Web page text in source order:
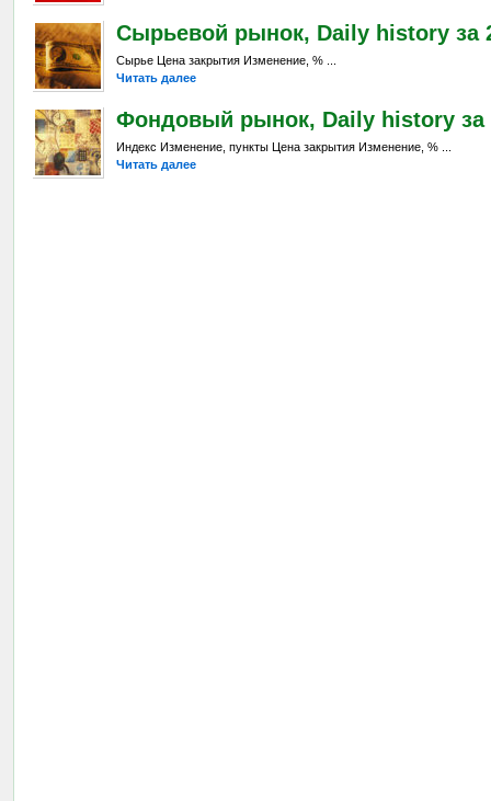
Сырьевой рынок, Daily history за
Сырье Цена закрытия Изменение, % ...
Читать далее
Фондовый рынок, Daily history за
Индекс Изменение, пункты Цена закрытия Изменение, % ...
Читать далее